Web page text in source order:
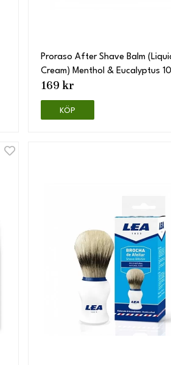
Proraso After Shave Balm
Cream) Menthol & Eucalyptus
169 kr
KÖP